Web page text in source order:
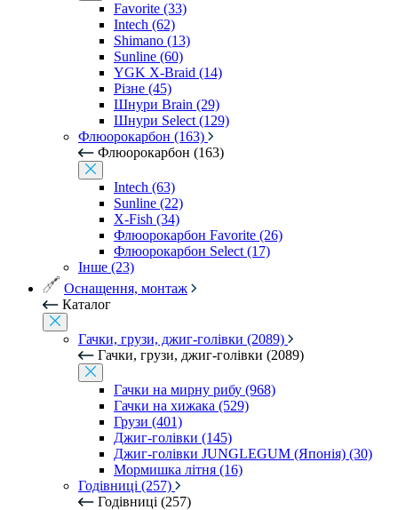
Favorite (33)
Intech (62)
Shimano (13)
Sunline (60)
YGK X-Braid (14)
Різне (45)
Шнури Brain (29)
Шнури Select (129)
Флюорокарбон (163)
Флюорокарбон (163)
Intech (63)
Sunline (22)
X-Fish (34)
Флюорокарбон Favorite (26)
Флюорокарбон Select (17)
Інше (23)
Оснащення, монтаж
Каталог
Гачки, грузи, джиг-голівки (2089)
Гачки, грузи, джиг-голівки (2089)
Гачки на мирну рибу (968)
Гачки на хижака (529)
Грузи (401)
Джиг-голівки (145)
Джиг-голівки JUNGLEGUM (Японія) (30)
Мормишка літня (16)
Годівниці (257)
Годівниці (257)